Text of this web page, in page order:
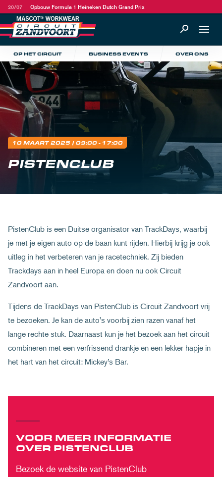
20/07 Opbouw Formula 1 Heineken Dutch Grand Prix
OP HET CIRCUIT BUSINESS EVENTS OVER ONS
10 MAART 2025 | 09:00 - 17:00
PISTENCLUB
PistenClub is een Duitse organisator van TrackDays, waarbij
je met je eigen auto op de baan kunt rijden. Hierbij krijg je ook
uitleg in het verbeteren van je racetechniek. Zij bieden
Trackdays aan in heel Europa en doen nu ook Circuit
Zandvoort aan.
Tijdens de TrackDays van PistenClub is Circuit Zandvoort vrij
te bezoeken. Je kan de auto's voorbij zien razen vanaf het
lange rechte stuk. Daarnaast kun je het bezoek aan het circuit
combineren met een verfrissend drankje en een lekker hapje in
het hart van het circuit: Mickey’s Bar.
VOOR MEER INFORMATIE
OVER PISTENCLUB
Bezoek de website van PistenClub